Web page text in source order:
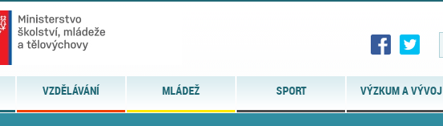
VZDĚLÁVÁNÍ MLÁDEŽ SPORT VÝZKUM A VÝVOJ